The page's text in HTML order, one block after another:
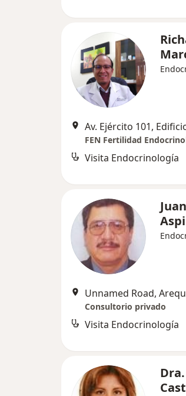
FEN Fertilidad
Visita Endocrinología
Unnamed Road,
Consultorio privado
Visita Endocrinología